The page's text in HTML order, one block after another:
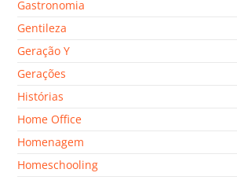
Gastronomia
Gentileza
Geração Y
Gerações
Histórias
Home Office
Homenagem
Homeschooling